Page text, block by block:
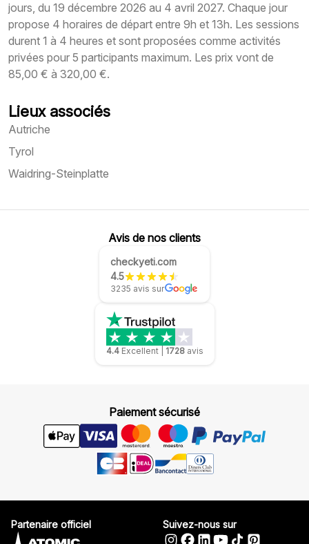
jours, du 19 décembre 2026 au 4 avril 2027. Chaque jour
propose 4 horaires de départ entre 9h et 13h. Les sessions
durent 1 à 4 heures et sont proposées comme activités
privées pour 5 participants maximum. Les prix vont de
85,00 € à 320,00 €.
Lieux associés
Autriche
Tyrol
Waidring-Steinplatte
Avis de nos clients
checkyeti.com
4.5
3235 avis sur
4.4 Excellent| 1728 avis
Paiement sécurisé
Partenaire officiel Suivez-nous sur